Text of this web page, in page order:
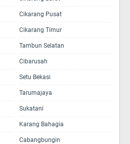
Cikarang Pusat
Cikarang Timur
Tambun Selatan
Cibarusah
Setu Bekasi
Tarumajaya
Sukatani
Karang Bahagia
Cabangbungin